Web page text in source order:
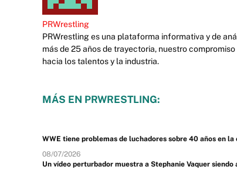
PRWrestling
PRWrestling es una plataforma informativa y de
más de 25 años de trayectoria, nuestro
hacia los talentos y la industria.
MÁS EN PRWRESTLING:
WWE tiene problemas de luchadores sobre 40 años en la
08/07/2026
Un vídeo perturbador muestra a Stephanie Vaquer siendo